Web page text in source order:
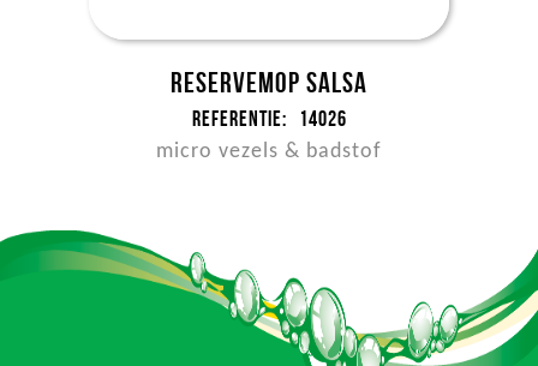
Reservemop Salsa
Referentie: 14026
micro vezels & badstof